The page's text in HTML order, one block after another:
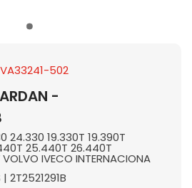
502
-
24.330 19.330T 19.390T
25.440T 26.440T
IVECO INTERNACIONA
2T2521291B